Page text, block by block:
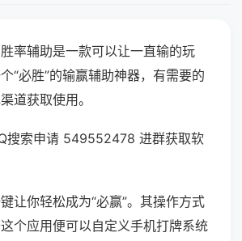
率辅助是一款可以让一直输的玩
“必胜”的输赢辅助神器，有需要的
道获取使用。
搜索申请 549552478 进群获取软
让你轻松成为“必赢”。其操作方式
个应用便可以自定义手机打牌系统